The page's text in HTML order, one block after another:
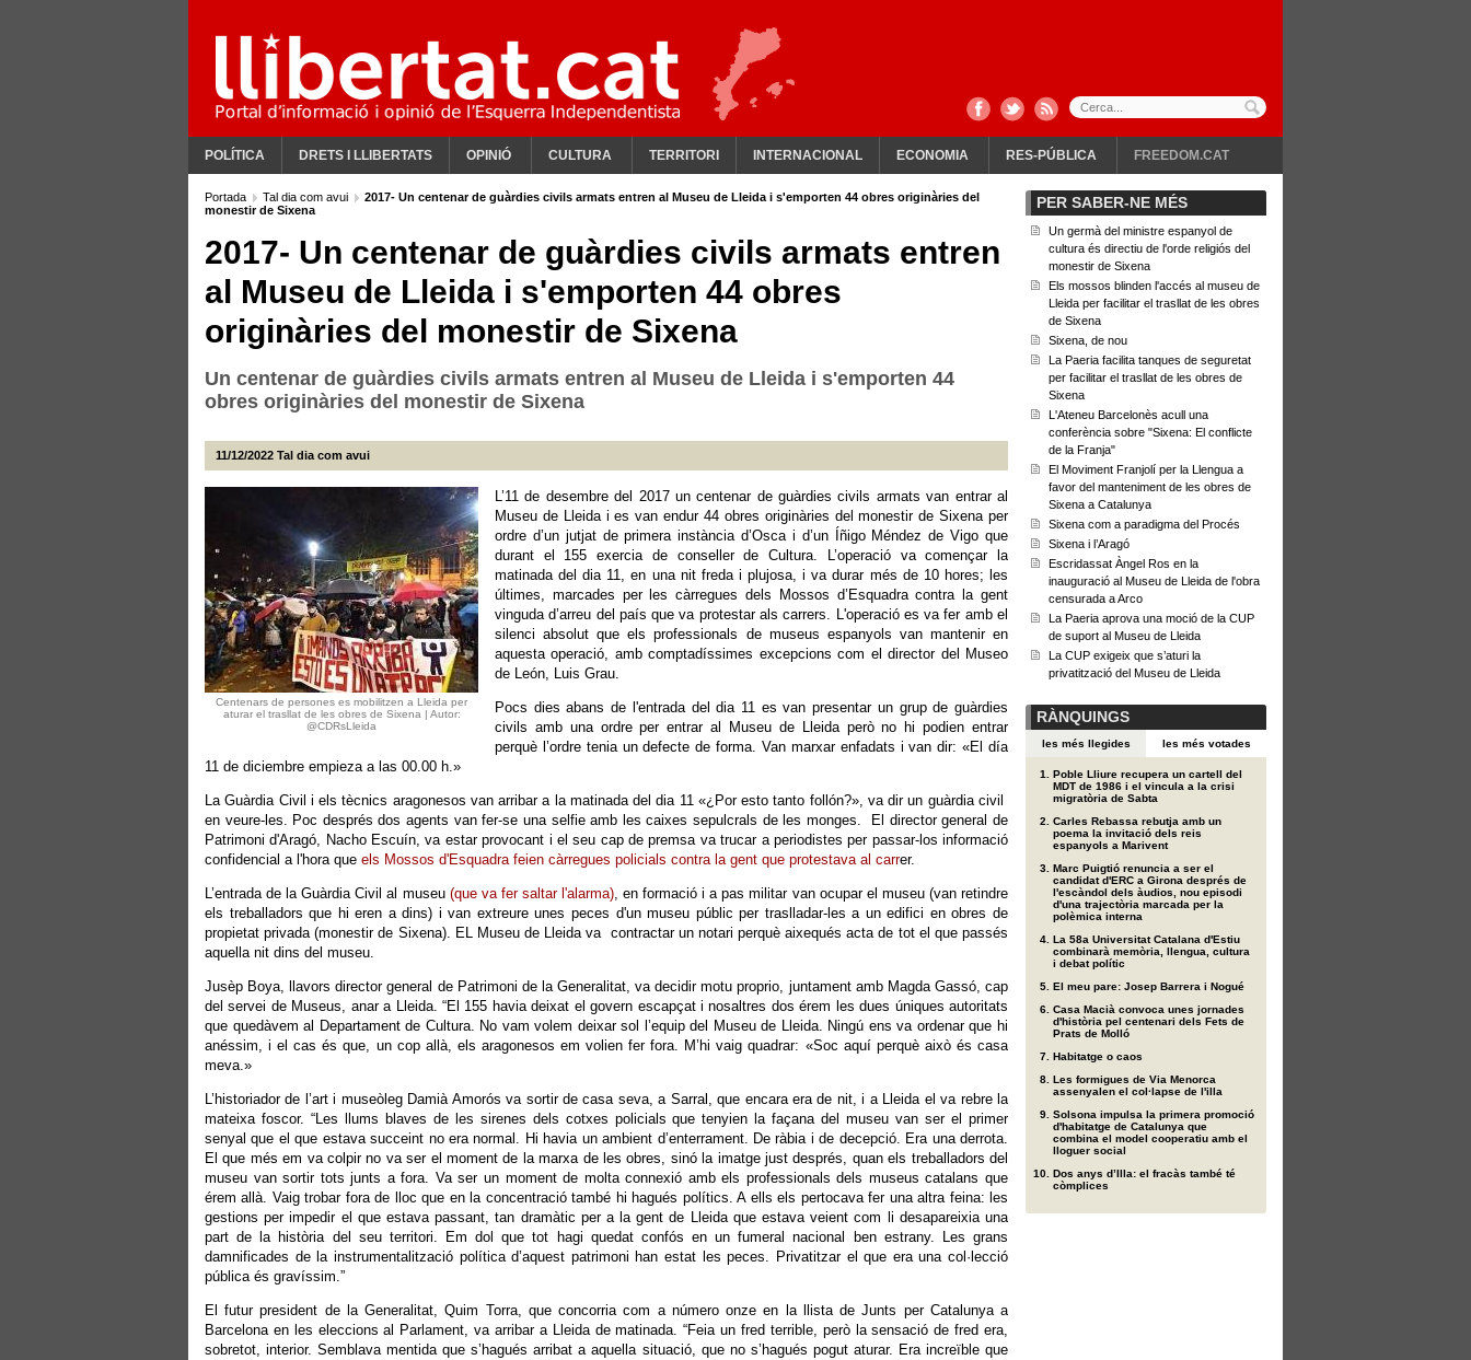
POLÍTICA DRETS I LLIBERTATS OPINIÓ CULTURA TERRITORI INTERNACIONAL ECONOMIA RES-PÚBLICA FREEDOM.CAT
Portada Tal dia com avui
2017- Un centenar de guàrdies civils armats entren al Museu de Lleida i s'emporten 44 obres originàries del
monestir de Sixena
2017- Un centenar de guàrdies civils armats entren
al Museu de Lleida i s'emporten 44 obres
originàries del monestir de Sixena
Un centenar de guàrdies civils armats entren al Museu de Lleida i s'emporten 44
obres originàries del monestir de Sixena
11/12/2022 Tal dia com avui
Centenars de persones es mobilitzen a Lleida per
aturar el trasllat de les obres de Sixena | Autor:
‏@CDRsLleida
L’11 de desembre del 2017 un centenar de guàrdies civils armats van entrar al
Museu de Lleida i es van endur 44 obres originàries del monestir de Sixena per
ordre d’un jutjat de primera instància d’Osca i d’un Íñigo Méndez de Vigo que
durant el 155 exercia de conseller de Cultura. L’operació va començar la
matinada del dia 11, en una nit freda i plujosa, i va durar més de 10 hores; les
últimes, marcades per les càrregues dels Mossos d’Esquadra contra la gent
vinguda d’arreu del país que va protestar als carrers. L'operació es va fer amb el
silenci absolut que els professionals de museus espanyols van mantenir en
aquesta operació, amb comptadíssimes excepcions com el director del Museo
de León, Luis Grau.
Pocs dies abans de l'entrada del dia 11 es van presentar un grup de guàrdies
civils amb una ordre per entrar al Museu de Lleida però no hi podien entrar
perquè l’ordre tenia un defecte de forma. Van marxar enfadats i van dir: «El día
11 de diciembre empieza a las 00.00 h.»
La Guàrdia Civil i els tècnics aragonesos van arribar a la matinada del dia 11 «¿Por esto tanto follón?», va dir un guàrdia civil
en veure-les. Poc després dos agents van fer-se una selfie amb les caixes sepulcrals de les monges. El director general de
Patrimoni d'Aragó, Nacho Escuín, va estar provocant i el seu cap de premsa va trucar a periodistes per passar-los informació
confidencial a l'hora que els Mossos d'Esquadra feien càrregues policials contra la gent que protestava al carrer.
L’entrada de la Guàrdia Civil al museu (que va fer saltar l'alarma), en formació i a pas militar van ocupar el museu (van retindre
els treballadors que hi eren a dins) i van extreure unes peces d'un museu públic per traslladar-les a un edifici en obres de
propietat privada (monestir de Sixena). EL Museu de Lleida va contractar un notari perquè aixequés acta de tot el que passés
aquella nit dins del museu.
Jusèp Boya, llavors director general de Patrimoni de la Generalitat, va decidir motu proprio, juntament amb Magda Gassó, cap
del servei de Museus, anar a Lleida. “El 155 havia deixat el govern escapçat i nosaltres dos érem les dues úniques autoritats
que quedàvem al Departament de Cultura. No vam volem deixar sol l’equip del Museu de Lleida. Ningú ens va ordenar que hi
anéssim, i el cas és que, un cop allà, els aragonesos em volien fer fora. M’hi vaig quadrar: «Soc aquí perquè això és casa
meva.»
L’historiador de l’art i museòleg Damià Amorós va sortir de casa seva, a Sarral, que encara era de nit, i a Lleida el va rebre la
mateixa foscor. “Les llums blaves de les sirenes dels cotxes policials que tenyien la façana del museu van ser el primer
senyal que el que estava succeint no era normal. Hi havia un ambient d’enterrament. De ràbia i de decepció. Era una derrota.
El que més em va colpir no va ser el moment de la marxa de les obres, sinó la imatge just després, quan els treballadors del
museu van sortir tots junts a fora. Va ser un moment de molta connexió amb els professionals dels museus catalans que
érem allà. Vaig trobar fora de lloc que en la concentració també hi hagués polítics. A ells els pertocava fer una altra feina: les
gestions per impedir el que estava passant, tan dramàtic per a la gent de Lleida que estava veient com li desapareixia una
part de la història del seu territori. Em dol que tot hagi quedat confós en un fumeral nacional ben estrany. Les grans
damnificades de la instrumentalització política d’aquest patrimoni han estat les peces. Privatitzar el que era una col·lecció
pública és gravíssim.”
El futur president de la Generalitat, Quim Torra, que concorria com a número onze en la llista de Junts per Catalunya a
Barcelona en les eleccions al Parlament, va arribar a Lleida de matinada. “Feia un fred terrible, però la sensació de fred era,
sobretot, interior. Semblava mentida que s’hagués arribat a aquella situació, que no s’hagués pogut aturar. Era increïble que
PER SABER-NE MÉS
Un germà del ministre espanyol de
cultura és directiu de l'orde religiós del
monestir de Sixena
Els mossos blinden l'accés al museu de
Lleida per facilitar el trasllat de les obres
de Sixena
Sixena, de nou
La Paeria facilita tanques de seguretat
per facilitar el trasllat de les obres de
Sixena
L'Ateneu Barcelonès acull una
conferència sobre "Sixena: El conflicte
de la Franja"
El Moviment Franjolí per la Llengua a
favor del manteniment de les obres de
Sixena a Catalunya
Sixena com a paradigma del Procés
Sixena i l’Aragó
Escridassat Àngel Ros en la
inauguració al Museu de Lleida de l'obra
censurada a Arco
La Paeria aprova una moció de la CUP
de suport al Museu de Lleida
La CUP exigeix que s’aturi la
privatització del Museu de Lleida
RÀNQUINGS
les més llegides les més votades
Poble Lliure recupera un cartell del
MDT de 1986 i el vincula a la crisi
migratòria de Sabta
Carles Rebassa rebutja amb un
poema la invitació dels reis
espanyols a Marivent
Marc Puigtió renuncia a ser el
candidat d'ERC a Girona després de
l'escàndol dels àudios, nou episodi
d'una trajectòria marcada per la
polèmica interna
La 58a Universitat Catalana d'Estiu
combinarà memòria, llengua, cultura
i debat polític
El meu pare: Josep Barrera i Nogué
Casa Macià convoca unes jornades
d'història pel centenari dels Fets de
Prats de Molló
Habitatge o caos
Les formigues de Via Menorca
assenyalen el col·lapse de l'illa
Solsona impulsa la primera promoció
d'habitatge de Catalunya que
combina el model cooperatiu amb el
lloguer social
Dos anys d’Illa: el fracàs també té
còmplices